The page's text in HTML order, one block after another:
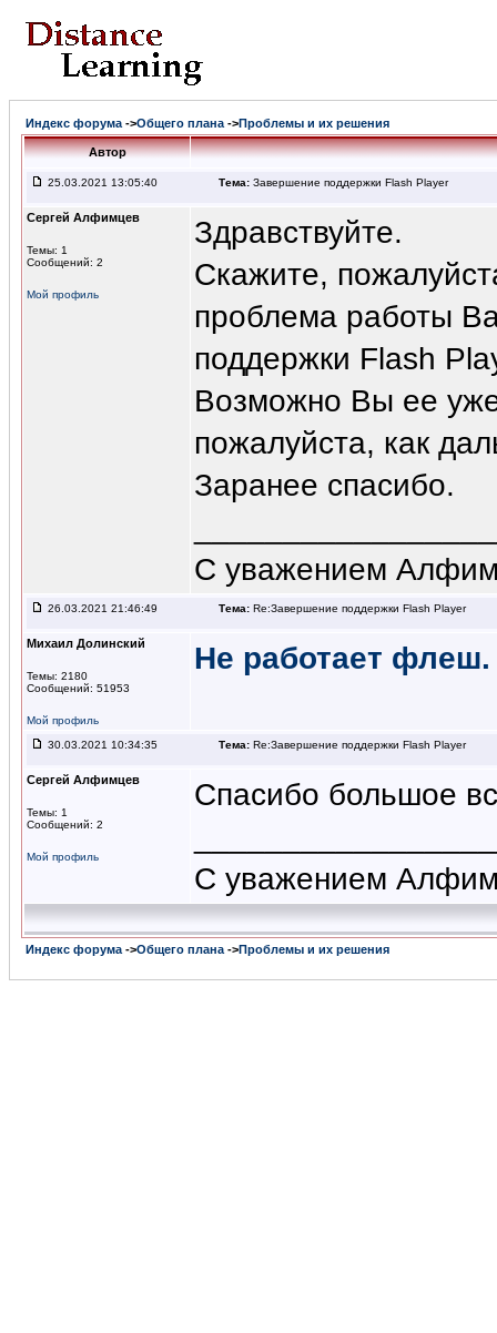
Индекс форума ->Общего плана ->Проблемы и их решения
Автор
25.03.2021 13:05:40 Тема: Завершение поддержки Flash Player
Сергей Алфимцев
Темы: 1
Сообщений: 2
Мой профиль
Здравствуйте.
Скажите,
проблема работы
поддержки Flash
Возможно Вы ее
пожалуйста, как
Заранее спасибо.
С уважением
26.03.2021 21:46:49 Тема: Re:Завершение поддержки Flash Player
Михаил Долинский
Темы: 2180
Сообщений: 51953
Мой профиль
Не работает
30.03.2021 10:34:35 Тема: Re:Завершение поддержки Flash Player
Сергей Алфимцев
Темы: 1
Сообщений: 2
Мой профиль
Спасибо большое
С уважением
Индекс форума ->Общего плана ->Проблемы и их решения